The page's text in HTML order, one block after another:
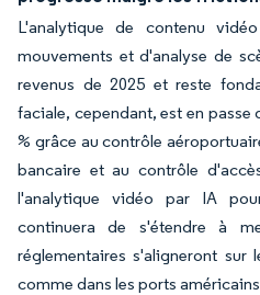
L'analytique de contenu
mouvements et d'analyse de
revenus de 2025 et reste
faciale, cependant, est en
% grâce au contrôle
bancaire et au contrôle
l'analytique vidéo par IA
continuera de s'étendre à
réglementaires s'aligneront sur
comme dans les ports